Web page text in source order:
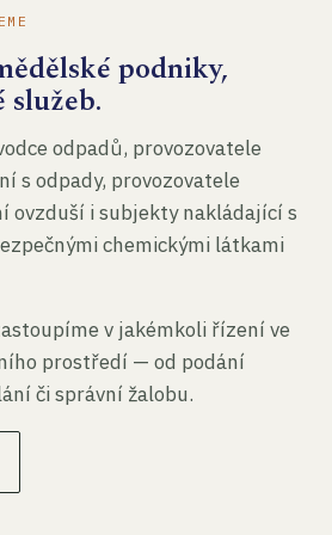
podniky,
služeb.
odpadů, provozovatele
s odpady, provozovatele
ovzduší i subjekty nakládající s
chemickými látkami
v jakémkoli řízení ve
prostředí — od podání
či správní žalobu.